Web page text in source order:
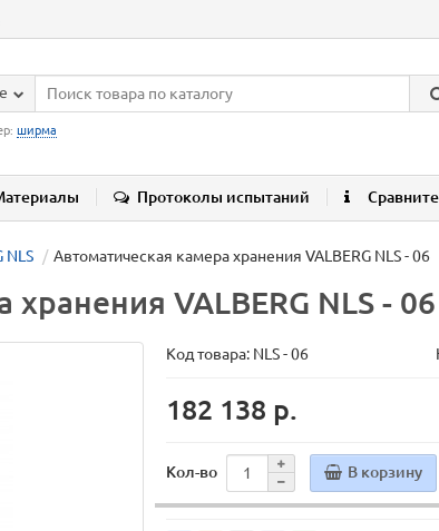
ширма
Протоколы испытаний
NLS Автоматическая камера хранения VALBERG NLS - 06
VALBERG NLS - 06
Код товара: NLS - 06
182 138 р.
Кол-во В корзину